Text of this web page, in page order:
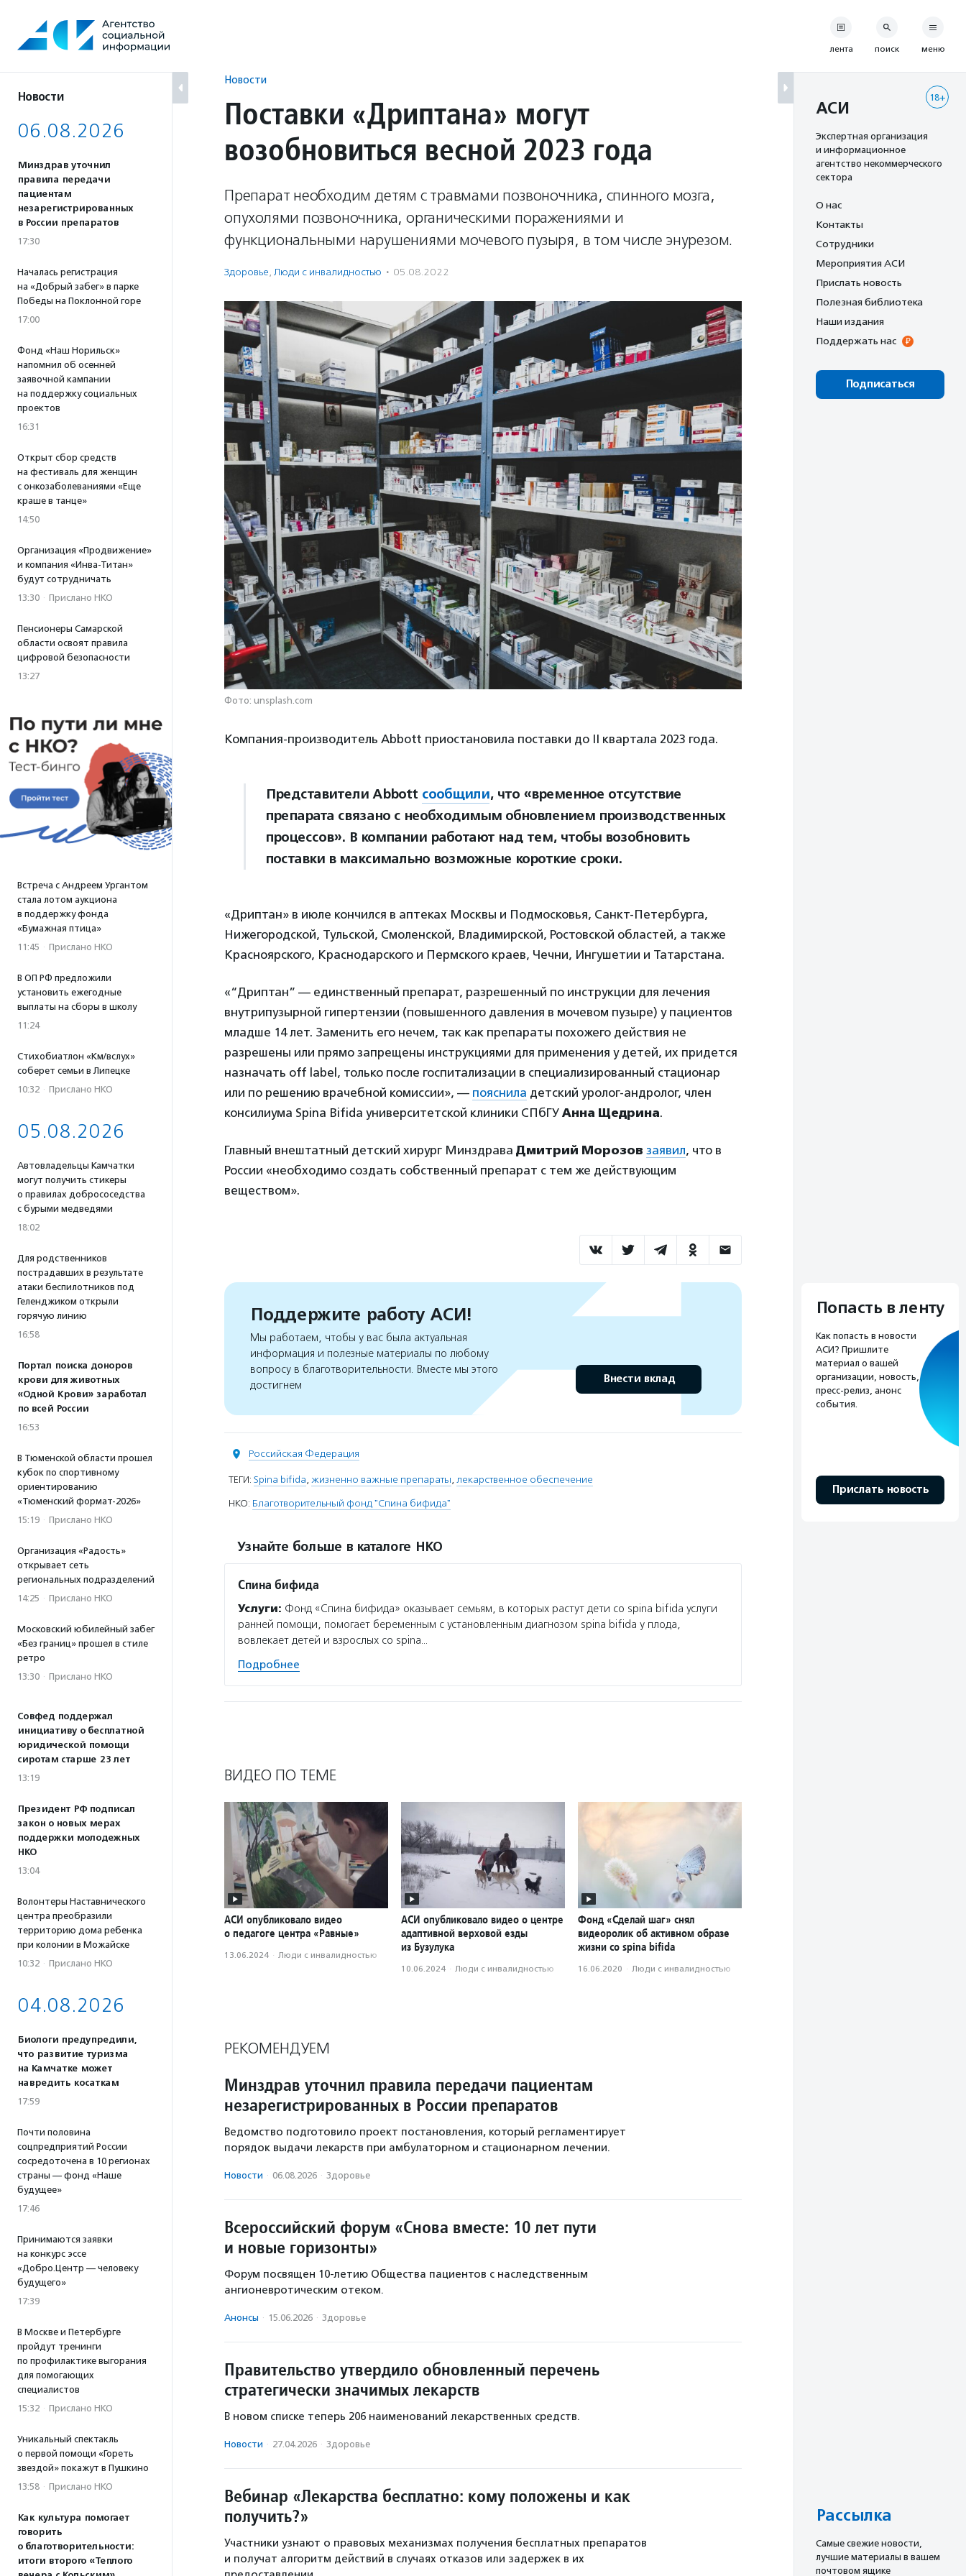
содержанию
Новости
06.08.2026
Минздрав уточнил
правила передачи
пациентам
незарегистрированных
в России препаратов
17:30
Началась регистрация
на «Добрый забег» в парке
Победы на Поклонной горе
17:00
Фонд «Наш Норильск»
напомнил об осенней
заявочной кампании
на поддержку социальных
проектов
16:31
Открыт сбор средств
на фестиваль для женщин
с онкозаболеваниями «Еще
краше в танце»
14:50
Организация «Продвижение»
и компания «Инва-Титан»
будут сотрудничать
13:30 · Прислано НКО
Пенсионеры Самарской
области освоят правила
цифровой безопасности
13:27
Встреча с Андреем Ургантом
стала лотом аукциона
в поддержку фонда
«Бумажная птица»
11:45 · Прислано НКО
В ОП РФ предложили
установить ежегодные
выплаты на сборы в школу
11:24
Стихобиатлон «Км/вслух»
соберет семьи в Липецке
10:32 · Прислано НКО
05.08.2026
Автовладельцы Камчатки
могут получить стикеры
о правилах добрососедства
с бурыми медведями
18:02
Для родственников
пострадавших в результате
атаки беспилотников под
Геленджиком открыли
горячую линию
16:58
Портал поиска доноров
крови для животных
«Одной Крови» заработал
по всей России
16:53
В Тюменской области прошел
кубок по спортивному
ориентированию
«Тюменский формат-2026»
15:19 · Прислано НКО
Организация «Радость»
открывает сеть
региональных подразделений
14:25 · Прислано НКО
Московский юбилейный забег
«Без границ» прошел в стиле
ретро
13:30 · Прислано НКО
Совфед поддержал
инициативу о бесплатной
юридической помощи
сиротам старше 23 лет
13:19
Президент РФ подписал
закон о новых мерах
поддержки молодежных
НКО
13:04
Волонтеры Наставнического
центра преобразили
территорию дома ребенка
при колонии в Можайске
10:32 · Прислано НКО
04.08.2026
Биологи предупредили,
что развитие туризма
на Камчатке может
навредить косаткам
17:59
Почти половина
соцпредприятий России
сосредоточена в 10 регионах
страны — фонд «Наше
будущее»
17:46
Принимаются заявки
на конкурс эссе
«Добро.Центр — человеку
будущего»
17:39
В Москве и Петербурге
пройдут тренинги
по профилактике выгорания
для помогающих
специалистов
15:32 · Прислано НКО
Уникальный спектакль
о первой помощи «Гореть
звездой» покажут в Пушкино
13:58 · Прислано НКО
Как культура помогает
говорить
о благотворительности:
итоги второго «Теплого
Новости
Поставки «Дриптана» могут
возобновиться весной 2023 года
Препарат необходим детям с травмами позвоночника, спинного мозга,
опухолями позвоночника, органическими поражениями и
функциональными нарушениями мочевого пузыря, в том числе энурезом.
Здоровье, Люди с инвалидностью · 05.08.2022
Фото: unsplash.com
Компания-производитель Abbott приостановила поставки до II квартала 2023 года.
Представители Abbott сообщили, что «временное отсутствие
препарата связано с необходимым обновлением производственных
процессов». В компании работают над тем, чтобы возобновить
поставки в максимально возможные короткие сроки.
«Дриптан» в июле кончился в аптеках Москвы и Подмосковья, Санкт-Петербурга,
Нижегородской, Тульской, Смоленской, Владимирской, Ростовской областей, а также
Красноярского, Краснодарского и Пермского краев, Чечни, Ингушетии и Татарстана.
«“Дриптан” — единственный препарат, разрешенный по инструкции для лечения
внутрипузырной гипертензии (повышенного давления в мочевом пузыре) у пациентов
младше 14 лет. Заменить его нечем, так как препараты похожего действия не
разрешены или прямо запрещены инструкциями для применения у детей, их придется
назначать off label, только после госпитализации в специализированный стационар
или по решению врачебной комиссии», — пояснила детский уролог-андролог, член
консилиума Spina Bifida университетской клиники СПбГУ Анна Щедрина.
Главный внештатный детский хирург Минздрава Дмитрий Морозов заявил, что в
России «необходимо создать собственный препарат с тем же действующим
веществом».
Поддержите работу АСИ!
Мы работаем, чтобы у вас была актуальная
информация и полезные материалы по любому
вопросу в благотворительности. Вместе мы этого
достигнем
Внести вклад
Российская Федерация
ТЕГИ: Spina bifida, жизненно важные препараты, лекарственное обеспечение
НКО: Благотворительный фонд "Спина бифида"
Узнайте больше в каталоге НКО
Спина бифида
Услуги: Фонд «Спина бифида» оказывает семьям, в которых растут дети со spina bifida услуги
ранней помощи, помогает беременным с установленным диагнозом spina bifida у плода,
вовлекает детей и взрослых со spina…
Подробнее
ВИДЕО ПО ТЕМЕ
АСИ опубликовало видео
о педагоге центра «Равные»
13.06.2024 · Люди с инвалидностью
АСИ опубликовало видео о центре
адаптивной верховой езды
из Бузулука
10.06.2024 · Люди с инвалидностью
Фонд «Сделай шаг» снял
видеоролик об активном образе
жизни со spina bifida
16.06.2020 · Люди с инвалидностью
РЕКОМЕНДУЕМ
Минздрав уточнил правила передачи пациентам
незарегистрированных в России препаратов
Ведомство подготовило проект постановления, который регламентирует
порядок выдачи лекарств при амбулаторном и стационарном лечении.
Новости · 06.08.2026 · Здоровье
Всероссийский форум «Снова вместе: 10 лет пути
и новые горизонты»
Форум посвящен 10-летию Общества пациентов с наследственным
ангионевротическим отеком.
Анонсы · 15.06.2026 · Здоровье
Правительство утвердило обновленный перечень
стратегически значимых лекарств
В новом списке теперь 206 наименований лекарственных средств.
Новости · 27.04.2026 · Здоровье
Вебинар «Лекарства бесплатно: кому положены и как
получить?»
Участники узнают о правовых механизмах получения бесплатных препаратов
и получат алгоритм действий в случаях отказов или задержек в их
лента поиск меню
18+
АСИ
Экспертная организация
и информационное
агентство некоммерческого
сектора
О нас
Контакты
Сотрудники
Мероприятия АСИ
Прислать новость
Полезная библиотека
Наши издания
Поддержать нас
Подписаться
Попасть в ленту
Как попасть в новости
АСИ? Пришлите
материал о вашей
организации, новость,
пресс-релиз, анонс
события.
Прислать новость
Рассылка
Cамые свежие новости,
лучшие материалы в вашем
почтовом ящике